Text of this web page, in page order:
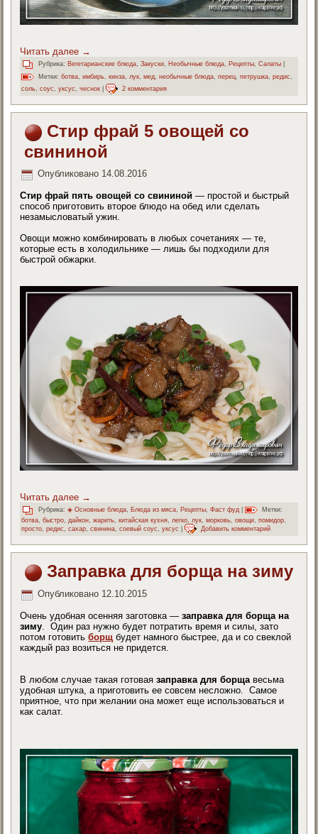
Читать далее →
Рубрика: Вегетарианские блюда,Закуски, Необычные блюда, Рецепты,Салаты
Метки: ботва,имбирь,кинза,лук,мед,необычные блюда,перец,петрушка,редис,
соль ,соус ,уксус ,чеснок | 2 комментария
Стир фрай 5 овощей со
свининой
Опубликовано 14.08.2016
Стир фрай пять овощей со свининой — простой и быстрый
способ приготовить второе блюдо на обед или сделать
незамысловатый ужин.
Овощи можно комбинировать в любых сочетаниях — те,
которые есть в холодильнике — лишь бы подходили для
быстрой обжарки.
Читать далее →
Рубрика: ◈ Основные блюда, Блюда из мяса, Рецепты,Фаст фуд
Метки:
ботва,быстро,дайкон,жарить,китайская кухня,легко,лук,морковь,овощи,помидор,
просто ,редис ,сахар ,свинина ,соевый соус ,уксус | Добавить комментарий
Заправка для борща на зиму
Опубликовано 12.10.2015
Очень удобная осенняя заготовка —заправка для борща на
зиму . Один раз нужно будет потратить время и силы, зато
потом готовитьборщ будет намного быстрее, да и со свеклой
каждый раз возиться не придется.
В любом случае такая готоваязаправка для борща весьма
удобная штука, а приготовить ее совсем несложно. Самое
приятное, что при желании она может еще использоваться и
как салат.